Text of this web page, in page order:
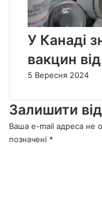
У Канаді
вакцин
5 Вересня 2024
Залишити
Ваша e-mail адреса не
позначені *